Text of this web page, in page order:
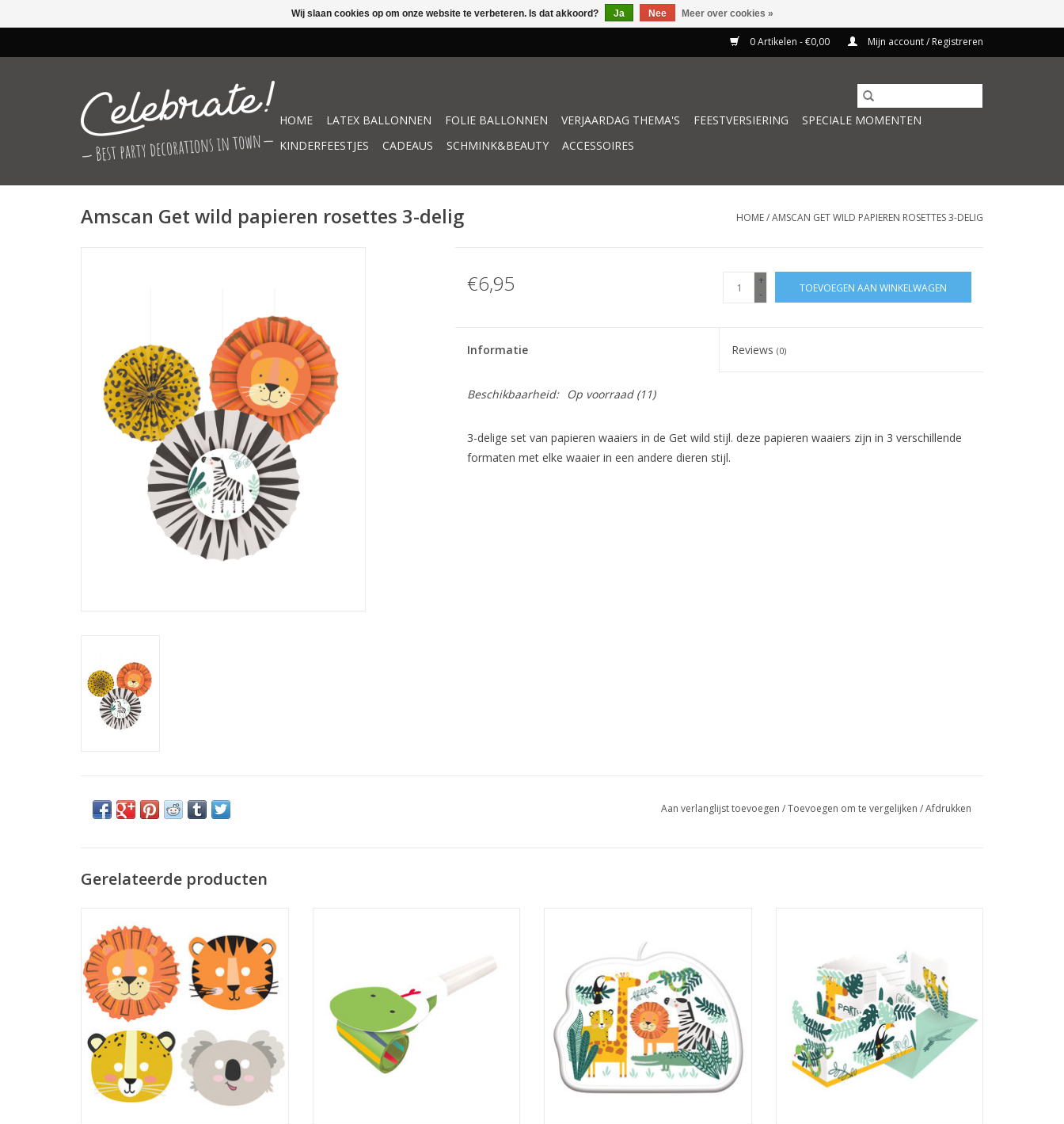
0 Artikelen - €0,00 Mijn account / Registreren
HOME LATEX BALLONNEN FOLIE BALLONNEN VERJAARDAG THEMA'S FEESTVERSIERING
SPECIALE MOMENTEN
KINDERFEESTJES
CADEAUS SCHMINK&BEAUTY ACCESSOIRES
Amscan Get wild papieren rosettes 3-delig HOME/AMSCAN GET WILD PAPIEREN ROSETTES 3-DELIG
€6,95
+
-
TOEVOEGEN AAN WINKELWAGEN
Informatie Reviews(0)
Beschikbaarheid: Op voorraad(11)
3-delige set van papieren waaiers in de Get wild stijl. deze papieren waaiers zijn in 3 verschillende
formaten met elke waaier in een andere dieren stijl.
Aan verlanglijst toevoegen /Toevoegen om te vergelijken /Afdrukken
Gerelateerde producten
TOEVOEGEN AAN WINKELWAGEN
TOEVOEGEN AAN WINKELWAGEN
Wij slaan cookies op om onze website te verbeteren. Is dat akkoord? Ja Nee Meer over cookies »